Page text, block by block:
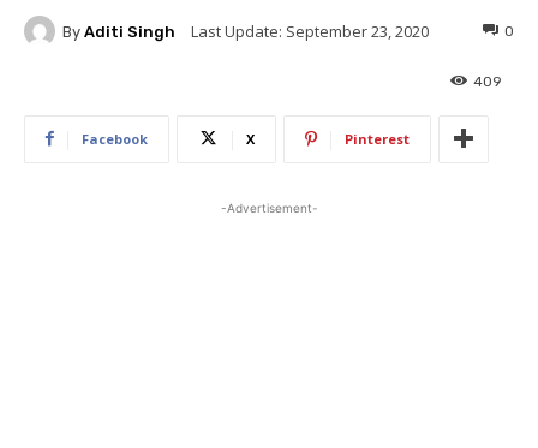
By Aditi Singh Last Update: September 23, 2020 0
409
Facebook X Pinterest
-Advertisement-